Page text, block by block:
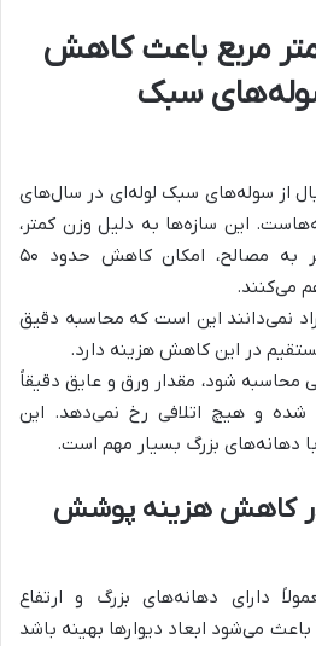
مربع باعث کاهش
سوله‌های سبک
از سوله‌های سبک لوله‌ای در سال‌های
این سازه‌ها به دلیل وزن کمتر،
طراحی دقیق‌تر و نیاز کمتر به مصالح، امکان کاهش حدود ۵۰
می‌کنند.
نمی‌دانند این است که محاسبه دقیق
در این کاهش هزینه دارد.
شود، مقدار ورق و عایق دقیقاً
شده و هیچ اتلافی رخ نمی‌دهد. این
دهانه‌های بزرگ بسیار مهم است.
کاهش هزینه پوشش
دارای دهانه‌های بزرگ و ارتفاع
باعث می‌شود ابعاد دیوارها بهینه باشد